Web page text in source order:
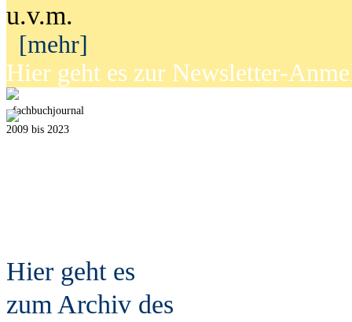
u.v.m.
[mehr]
Hier geht es zur Newsletter-
fachbuchjournal
2009 bis 2023
Hier geht es
zum Archiv des